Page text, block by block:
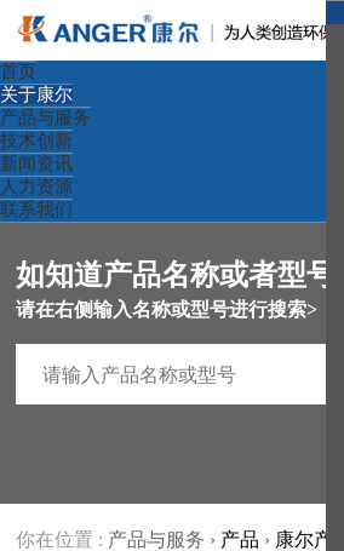
首页
关于康尔
产品与服务
技术创新
新闻资讯
人力资源
联系我们
如知道产品名称或者型号
请在右侧输入名称或型号进行搜索>
你在位置 : 产品与服务 › 产品 › 康尔产业